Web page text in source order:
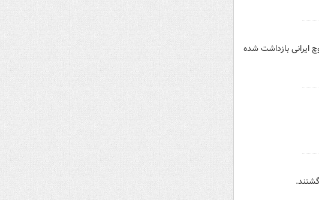
در ماداگاسکار، ۳ نفر از ماهیگیران بلوچ ایرانی بازداشت شده